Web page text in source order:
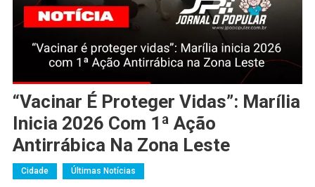
“Vacinar É Proteger Vidas”: Marília
Inicia 2026 Com 1ª Ação
Antirrábica Na Zona Leste
Cidade Últimas Notícias